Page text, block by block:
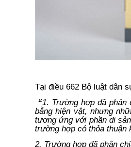
Tại điều 662 Bộ luật dân
“1. Trường hợp đã
bằng hiện vật, nhưng
tương ứng với phần di
trường hợp có thỏa thuận
2. Trường hợp đã phân